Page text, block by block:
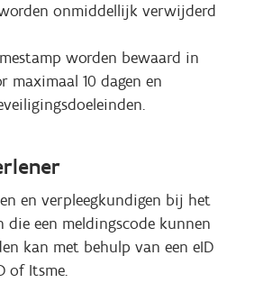
onmiddellijk verwijderd
worden bewaard in
maximaal 10 dagen en
en verpleegkundigen bij het
die een meldingscode kunnen
kan met behulp van een eID
of Itsme.